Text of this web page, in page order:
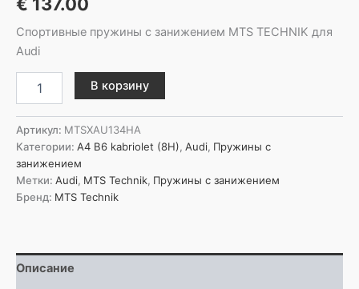
€ 137.00
Спортивные пружины с занижением MTS TECHNIK для
Audi
товара
Technik
Задние
пружины
с
занижением
A4
B6
В корзину
Артикул: MTSXAU134HA
Категории: A4 B6 kabriolet (8H), Audi, Пружины с
занижением
Метки: Audi, MTS Technik, Пружины с занижением
Бренд: MTS Technik
Описание